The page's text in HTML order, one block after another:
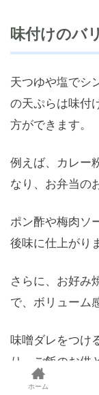
味付けのバ
天つゆや塩でシ
の天ぷらは味付
方ができます。
例えば、カレー
なり、お弁当の
ポン酢や梅肉ソ
後味に仕上がり
さらに、お好み
で、ボリューム
味噌ダレをつけ
り、ご飯のお供
ホーム